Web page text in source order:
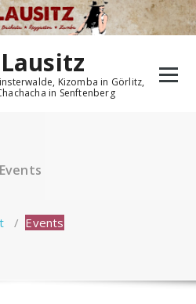
Kizomba in Görlitz,
in Senftenberg
Events
/ Events